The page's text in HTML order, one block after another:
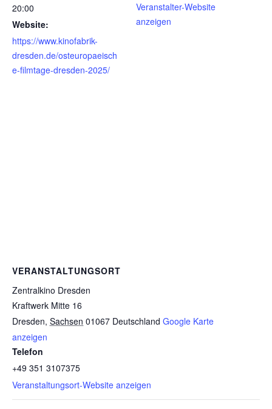
20:00
Website:
https://www.kinofabrik-
dresden.de/osteuropaeisch
e-filmtage-dresden-2025/
Veranstalter-Website
anzeigen
VERANSTALTUNGSORT
Zentralkino Dresden
Kraftwerk Mitte 16
Dresden, Sachsen 01067 Deutschland Google Karte
anzeigen
Telefon
+49 351 3107375
Veranstaltungsort-Website anzeigen